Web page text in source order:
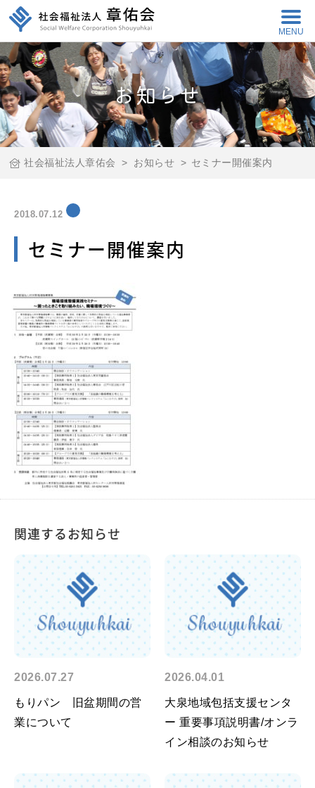
MENU
お知らせ
社会福祉法人章佑会 > お知らせ > セミナー開催案内
2018.07.12
セミナー開催案内
関連するお知らせ
2026.07.27
もりパン 旧盆期間の営
業について
2026.04.01
大泉地域包括支援センタ
ー 重要事項説明書/オンラ
イン相談のお知らせ